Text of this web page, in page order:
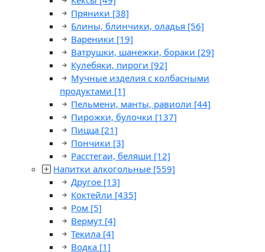
Пряники [38]
Блины, блинчики, оладья [56]
Вареники [19]
Ватрушки, шанежки, бораки [29]
Кулебяки, пироги [92]
Мучные изделия с колбасными
продуктами [1]
Пельмени, манты, равиоли [44]
Пирожки, булочки [137]
Пицца [21]
Пончики [3]
Расстегаи, беляши [12]
Напитки алкогольные [559]
Другое [13]
Коктейли [435]
Ром [5]
Вермут [4]
Текила [4]
Водка [1]